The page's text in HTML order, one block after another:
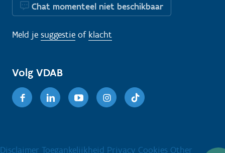
Chat momenteel niet beschikbaar
Meld je suggestie of klacht
Volg VDAB
FacebookLinkedinYoutubeInstagram
Disclaimer Toegankelijkheid Privacy Cookies Other